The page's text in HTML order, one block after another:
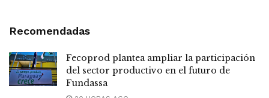
Recomendadas
Fecoprod plantea ampliar la participación
del sector productivo en el futuro de
Fundassa